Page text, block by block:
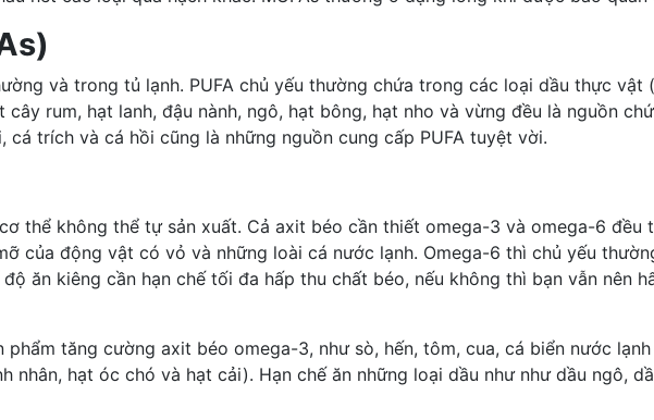
và trong tủ lạnh. PUFA chủ yếu thường chứa trong các loại dầu thực
cây rum, hạt lanh, đậu nành, ngô, hạt bông, hạt nho và vừng đều là nguồn
trích và cá hồi cũng là những nguồn cung cấp PUFA tuyệt vời.
thể không thể tự sản xuất. Cả axit béo cần thiết omega-3 và omega-6 đều
của động vật có vỏ và những loài cá nước lạnh. Omega-6 thì chủ yếu
ăn kiêng cần hạn chế tối đa hấp thu chất béo, nếu không thì bạn vẫn nên
phẩm tăng cường axit béo omega-3, như sò, hến, tôm, cua, cá biển nước
hạt óc chó và hạt cải). Hạn chế ăn những loại dầu như như dầu ngô,